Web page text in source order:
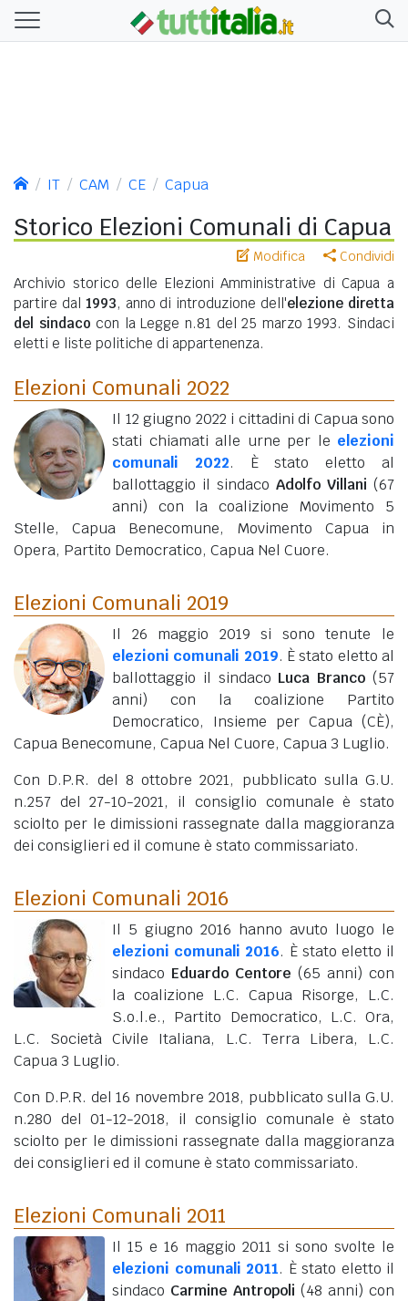
IT CAM CE Capua
Storico Elezioni Comunali di Capua
Modifica Condividi
Archivio storico delle Elezioni Amministrative di Capua a
partire dal 1993, anno di introduzione dell'elezione diretta
del sindaco con la Legge n.81 del 25 marzo 1993. Sindaci
eletti e liste politiche di appartenenza.
Elezioni Comunali 2022
Il 12 giugno 2022 i cittadini di Capua sono
stati chiamati alle urne per le elezioni
comunali 2022. È stato eletto al
ballottaggio il sindaco Adolfo Villani (67
anni) con la coalizione Movimento 5
Stelle, Capua Benecomune, Movimento Capua in
Opera, Partito Democratico, Capua Nel Cuore.
Elezioni Comunali 2019
Il 26 maggio 2019 si sono tenute le
elezioni comunali 2019. È stato eletto al
ballottaggio il sindaco Luca Branco (57
anni) con la coalizione Partito
Democratico, Insieme per Capua (CÈ),
Capua Benecomune, Capua Nel Cuore, Capua 3 Luglio.
Con D.P.R. del 8 ottobre 2021, pubblicato sulla G.U.
n.257 del 27-10-2021, il consiglio comunale è stato
sciolto per le dimissioni rassegnate dalla maggioranza
dei consiglieri ed il comune è stato commissariato.
Elezioni Comunali 2016
Il 5 giugno 2016 hanno avuto luogo le
elezioni comunali 2016. È stato eletto il
sindaco Eduardo Centore (65 anni) con
la coalizione L.C. Capua Risorge, L.C.
S.o.l.e., Partito Democratico, L.C. Ora,
L.C. Società Civile Italiana, L.C. Terra Libera, L.C.
Capua 3 Luglio.
Con D.P.R. del 16 novembre 2018, pubblicato sulla G.U.
n.280 del 01-12-2018, il consiglio comunale è stato
sciolto per le dimissioni rassegnate dalla maggioranza
dei consiglieri ed il comune è stato commissariato.
Elezioni Comunali 2011
Il 15 e 16 maggio 2011 si sono svolte le
elezioni comunali 2011. È stato eletto il
sindaco Carmine Antropoli (48 anni) con